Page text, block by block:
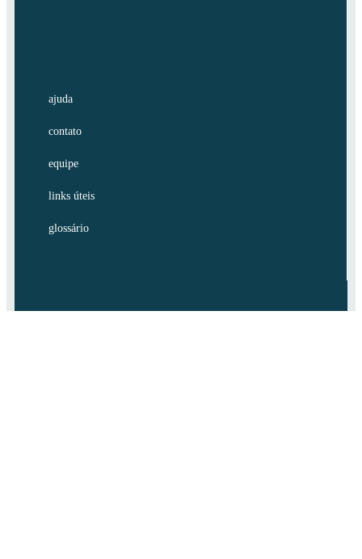
ajuda
contato
equipe
links úteis
glossário